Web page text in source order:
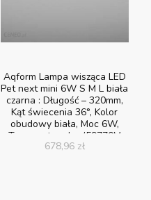
Aqform Lampa wisząca LED
Pet next mini 6W S M L biała
czarna : Długość – 320mm,
Kąt świecenia 36°, Kolor
obudowy biała, Moc 6W,
Temperatura ba (59770M
678,96 zł